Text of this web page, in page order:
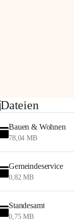
Dateien
Bauen & Wohnen
78,04 MB
Gemeindeservice
0,82 MB
Standesamt
0,75 MB